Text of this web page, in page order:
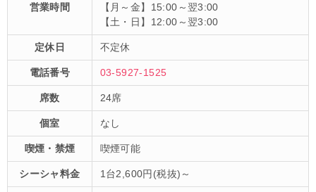
営業時間
【月～金】15:00～翌3:00
【土・日】12:00～翌3:00
定休日 不定休
電話番号 03-5927-1525
席数 24席
個室 なし
喫煙・禁煙 喫煙可能
シーシャ料金 1台2,600円(税抜)～